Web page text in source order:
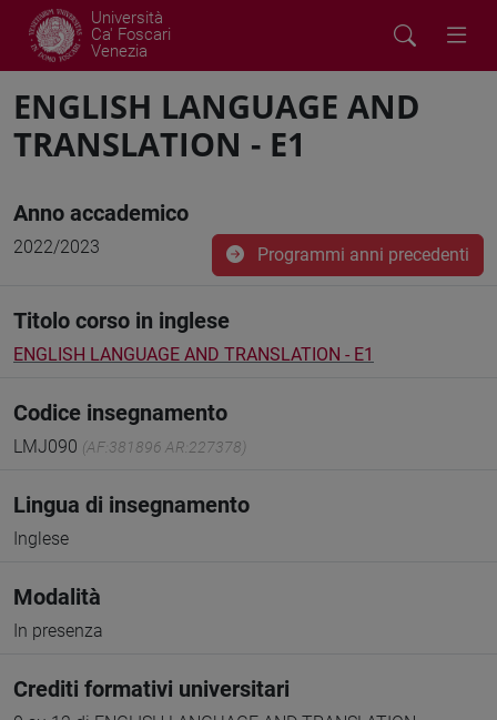
Università
Ca' Foscari
Venezia
ENGLISH LANGUAGE AND
TRANSLATION - E1
Anno accademico
2022/2023 Programmi anni precedenti
Titolo corso in inglese
ENGLISH LANGUAGE AND TRANSLATION - E1
Codice insegnamento
LMJ090 (AF:381896 AR:227378)
Lingua di insegnamento
Inglese
Modalità
In presenza
Crediti formativi universitari